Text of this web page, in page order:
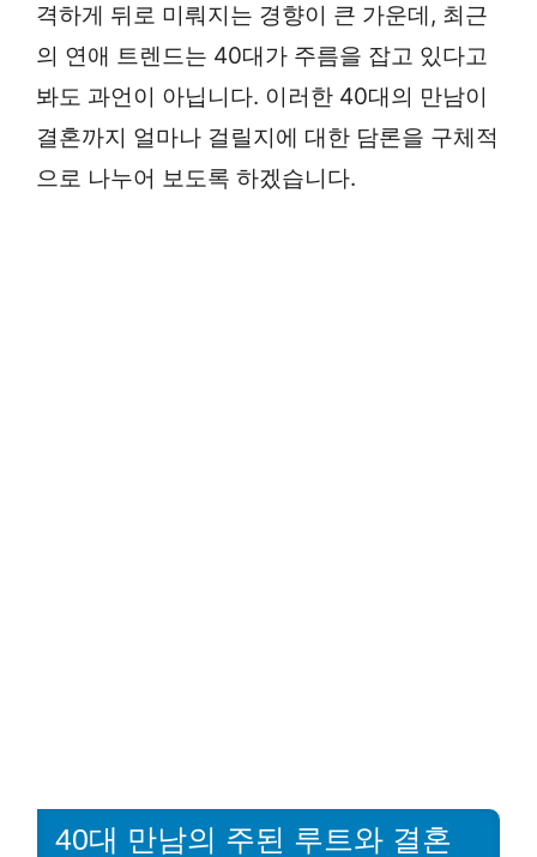
격하게 뒤로 미뤄지는 경향이 큰 가운데, 최근
의 연애 트렌드는 40대가 주름을 잡고 있다고
봐도 과언이 아닙니다. 이러한 40대의 만남이
결혼까지 얼마나 걸릴지에 대한 담론을 구체적
으로 나누어 보도록 하겠습니다.
40대 만남의 주된 루트와 결혼